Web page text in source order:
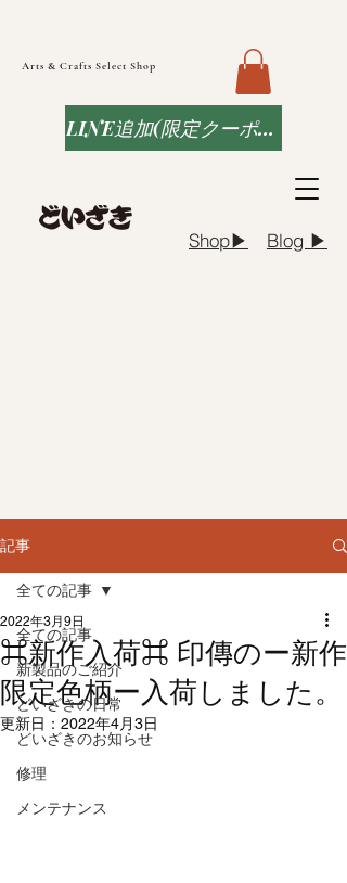
Arts & Crafts Select Shop
Blog ▶︎
Shop▶︎
LINE追加(限定クーポンなど)
記事
全ての記事
新製品のご紹介
どいざきの日常
どいざきのお知らせ
修理
メンテナンス
全ての記事
⌘新作入荷⌘ 印傳のー新作
限定色柄ー入荷しました。
2022年3月9日
更新日： 2022年4月3日